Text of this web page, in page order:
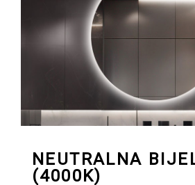
NEUTRALNA
(4000K)